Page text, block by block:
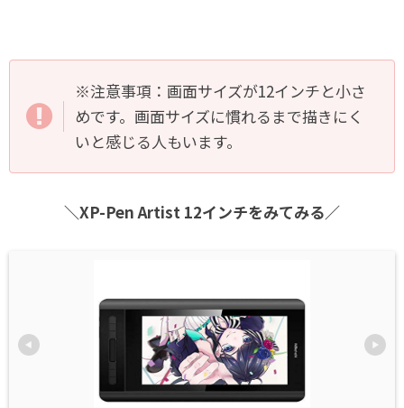
※注意事項：画面サイズが12インチと小さ
めです。画面サイズに慣れるまで描きにく
いと感じる人もいます。
＼XP-Pen Artist 12インチをみてみる／